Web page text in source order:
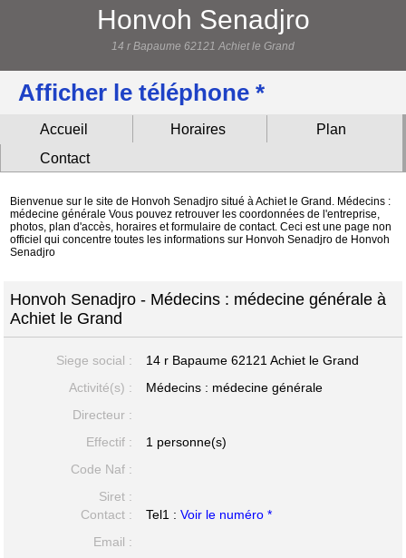
Honvoh Senadjro
14 r Bapaume 62121 Achiet le Grand
Afficher le téléphone *
Accueil Horaires
Plan
Contact
Bienvenue sur le site de Honvoh Senadjro situé à Achiet le Grand. Médecins :
médecine générale Vous pouvez retrouver les coordonnées de l'entreprise,
photos, plan d'accès, horaires et formulaire de contact. Ceci est une page non
officiel qui concentre toutes les informations sur Honvoh Senadjro de Honvoh
Senadjro
Honvoh Senadjro - Médecins : médecine générale à
Achiet le Grand
Siege social : 14 r Bapaume62121 Achiet le Grand
Activité(s) :
Médecins : médecine générale
Directeur :
Effectif :
1 personne(s)
Code Naf :
Siret :
Contact :
Tel1 :Voir le numéro *
Email :